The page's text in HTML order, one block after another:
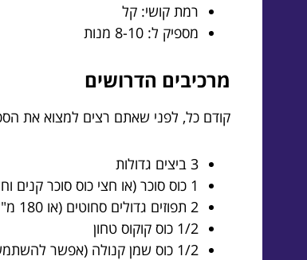
רמת קושי: קל
מספיק ל: 8-10 מנות
מרכיבים הדרושים
קודם כל, לפני שאתם רצים למצוא את
3 ביצים גדולות
1 כוס סוכר (או חצי כוס סוכר קנים וחצי כוס דחוסה של דחוסה של דחוסה של קוקוס)
2 תפוזים גדולים סחוטים (או 180 מ"ל מיץ תפוזים סחוט)
1/2 כוס קוקוס טחון
1/2 כוס שמן קנולה (אפשר להשתמש בשמן קוקוס לקבלת טעם אגדי)